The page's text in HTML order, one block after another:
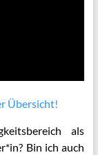
Übersicht!
als
Bin ich auch